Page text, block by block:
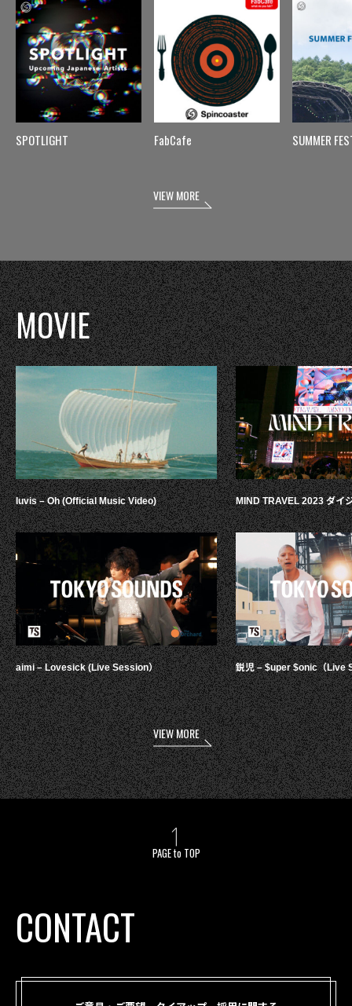
SPOTLIGHT FabCafe SUMMER
VIEW MORE
MOVIE
luvis – Oh (Official Music Video)
aimi – Lovesick (Live Session）
MIND TRAVEL 2023 ダイ
鋭児 – $uper $onic（Live
VIEW MORE
PAGE to TOP
CONTACT